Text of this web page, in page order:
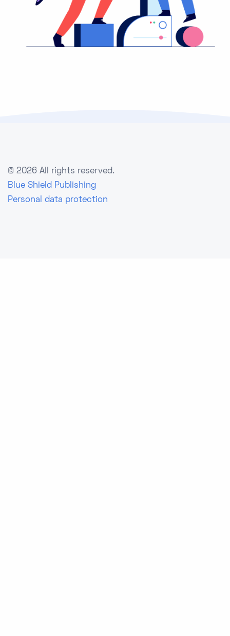
© 2026 All rights reserved.
Blue Shield Publishing
Personal data protection